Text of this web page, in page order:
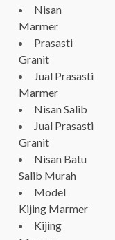
Nisan
Marmer
Prasasti
Granit
Jual Prasasti
Marmer
Nisan Salib
Jual Prasasti
Granit
Nisan Batu
Salib Murah
Model
Kijing Marmer
Kijing